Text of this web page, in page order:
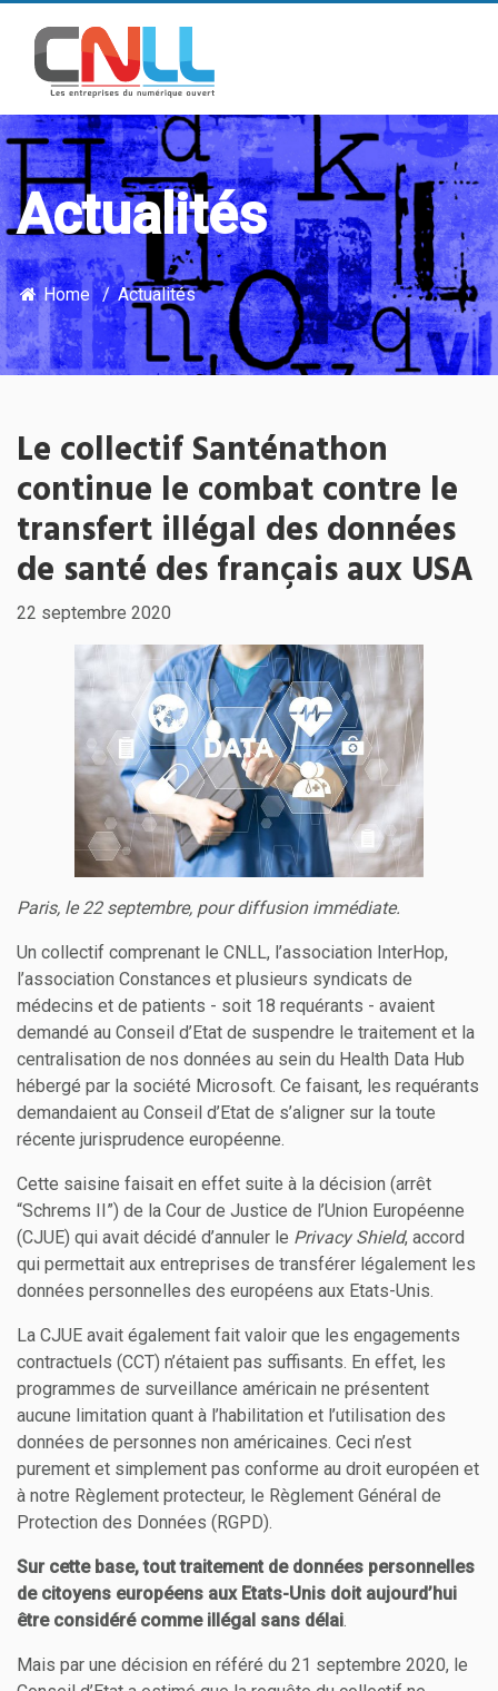
Actualités
Home Actualités
Le collectif Santénathon
continue le combat contre le
transfert illégal des données
de santé des français aux USA
22 septembre 2020
Paris, le 22 septembre, pour diffusion immédiate.
Un collectif comprenant le CNLL, l’association InterHop,
l’association Constances et plusieurs syndicats de
médecins et de patients - soit 18 requérants - avaient
demandé au Conseil d’Etat de suspendre le traitement et la
centralisation de nos données au sein du Health Data Hub
hébergé par la société Microsoft. Ce faisant, les requérants
demandaient au Conseil d’Etat de s’aligner sur la toute
récente jurisprudence européenne.
Cette saisine faisait en effet suite à la décision (arrêt
“Schrems II”) de la Cour de Justice de l’Union Européenne
(CJUE) qui avait décidé d’annuler le Privacy Shield, accord
qui permettait aux entreprises de transférer légalement les
données personnelles des européens aux Etats-Unis.
La CJUE avait également fait valoir que les engagements
contractuels (CCT) n’étaient pas suffisants. En effet, les
programmes de surveillance américain ne présentent
aucune limitation quant à l’habilitation et l’utilisation des
données de personnes non américaines. Ceci n’est
purement et simplement pas conforme au droit européen et
à notre Règlement protecteur, le Règlement Général de
Protection des Données (RGPD).
Sur cette base, tout traitement de données personnelles
de citoyens européens aux Etats-Unis doit aujourd’hui
être considéré comme illégal sans délai.
Mais par une décision en référé du 21 septembre 2020, le